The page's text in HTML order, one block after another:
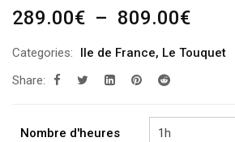
289.00€ – 809.00€Plage
prix :
Categories: Ile de France, Le Touquet
Share:
Nombre d'heures